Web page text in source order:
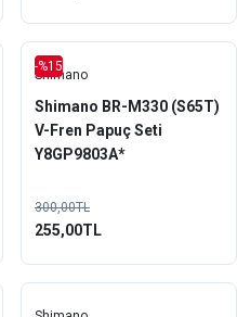
-%15
Shimano
Shimano BR-M330 (S65T)
V-Fren Papuç Seti
Y8GP9803A*
300,00TL
255,00TL